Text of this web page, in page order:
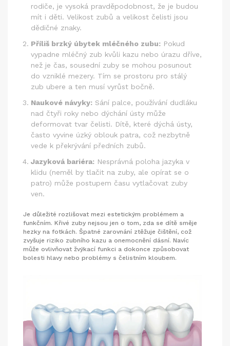
rodiče, je vysoká pravděpodobnost, že je budou
mít i děti. Velikost zubů a velikost čelisti jsou
dědičné znaky.
Příliš brzký úbytek mléčného zubu: Pokud
vypadne mléčný zub kvůli kazu nebo úrazu dříve,
než je čas, sousední zuby se mohou posunout
do vzniklé mezery. Tím se prostoru pro stálý
zub ubere a ten musí vyrůst bočně.
Naukové návyky: Sání palce, používání dudláku
nad čtyři roky nebo dýchání ústy může
deformovat tvar čelisti. Dítě, které dýchá ústy,
často vyvine úzký oblouk patra, což nezbytně
vede k překrývání předních zubů.
Jazyková bariéra: Nesprávná poloha jazyka v
klidu (neměl by tlačit na zuby, ale opírat se o
patro) může postupem času vytlačovat zuby
ven.
Je důležité rozlišovat mezi estetickým problémem a
funkčním. Křivé zuby nejsou jen o tom, zda se dítě směje
hezky na fotkách. Špatné zarovnání ztěžuje čištění, což
zvyšuje riziko zubního kazu a onemocnění dásní. Navíc
může ovlivňovat žvýkací funkci a dokonce způsobovat
bolesti hlavy nebo problémy s čelistním kloubem.